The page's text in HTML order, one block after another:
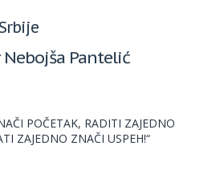
Pantelić
POČETAK, RADITI ZAJEDNO
ZAJEDNO ZNAČI USPEH!“